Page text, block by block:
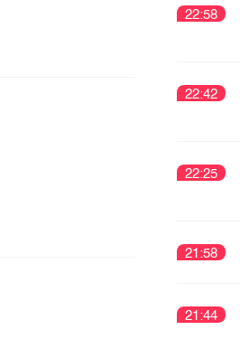
22:58
22:42
22:25
21:58
21:44